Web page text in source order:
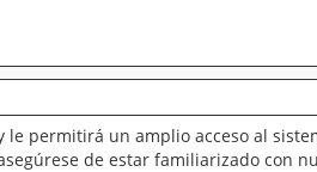
permitirá un amplio acceso al
de estar familiarizado con